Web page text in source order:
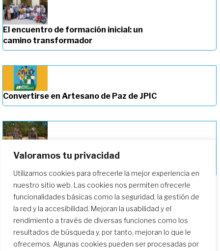
Valoramos tu privacidad
Utilizamos cookies para ofrecerle la mejor experiencia en
nuestro sitio web. Las cookies nos permiten ofrecerle
funcionalidades básicas como la seguridad, la gestión de
la red y la accesibilidad. Mejoran la usabilidad y el
rendimiento a través de diversas funciones como los
resultados de búsqueda y, por tanto, mejoran lo que le
ofrecemos. Algunas cookies pueden ser procesadas por
El encuentro de formación inicial: un
camino transformador
Convertirse en Artesano de Paz de JPIC
Profundizando en nuestro camino de